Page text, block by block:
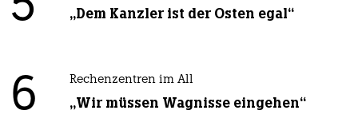
„Dem Kanzler ist der Osten egal“
6 Rechenzentren im All
„Wir müssen Wagnisse eingehen“